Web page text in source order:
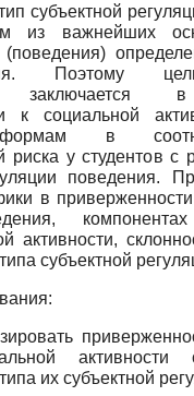
субъектной
из важнейших
Поэтому
заключается
к социальной
формам в
риска у студентов с
поведения.
в
компонентах
активности,
субъектной
активности
их субъектной